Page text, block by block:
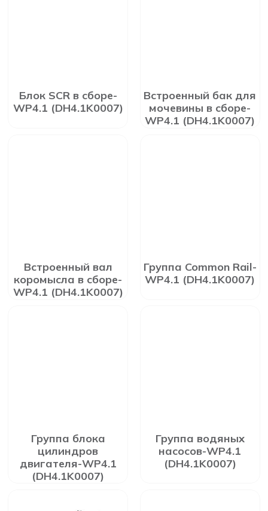
Блок SCR в сборе-
WP4.1 (DH4.1K0007)
Встроенный бак для
мочевины в сборе-
WP4.1 (DH4.1K0007)
Встроенный вал
коромысла в сборе-
WP4.1 (DH4.1K0007)
Группа Common Rail-
WP4.1 (DH4.1K0007)
Группа блока
цилиндров
двигателя-WP4.1
(DH4.1K0007)
Группа водяных
насосов-WP4.1
(DH4.1K0007)